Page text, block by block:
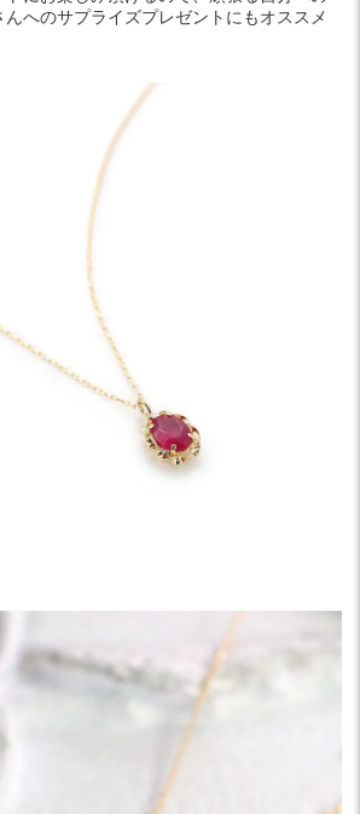
へのサプライズプレゼントにもオススメ